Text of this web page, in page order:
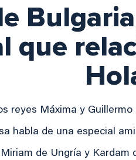
que
reyes Máxima y
habla de una especial
de Ungría y